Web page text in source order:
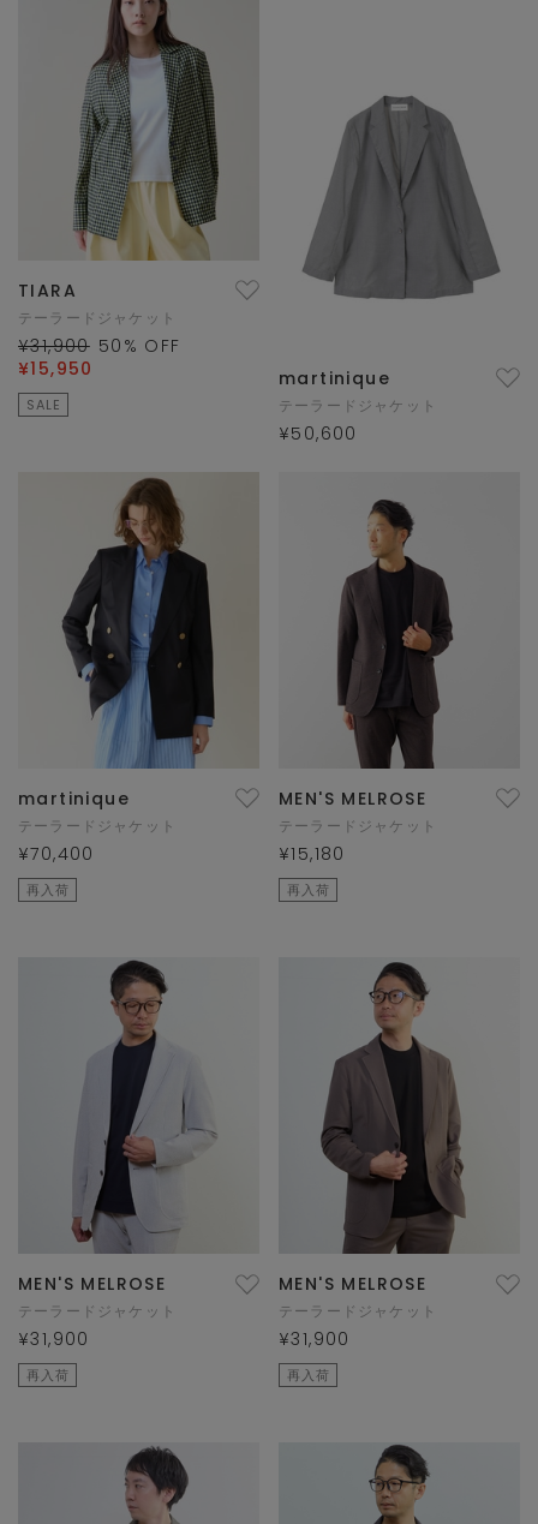
TIARA
テーラードジャケット
¥31,900 50 % OFF
¥15,950
SALE
martinique
テーラードジャケット
¥50,600
martinique
テーラードジャケット
¥70,400
再入荷
MEN'S MELROSE
テーラードジャケット
¥15,180
再入荷
MEN'S MELROSE
テーラードジャケット
¥31,900
再入荷
MEN'S MELROSE
テーラードジャケット
¥31,900
再入荷